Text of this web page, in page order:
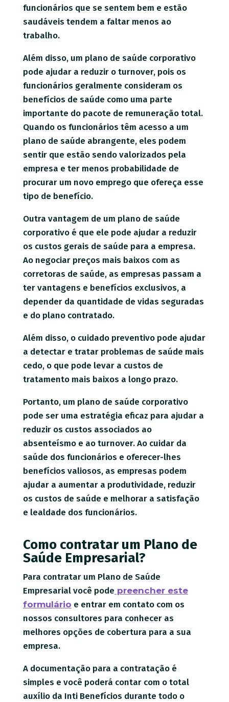
funcionários que se sentem bem e estão
saudáveis ​​tendem a faltar menos ao
trabalho.
Além disso, um plano de saúde corporativo
pode ajudar a reduzir o turnover, pois os
funcionários geralmente consideram os
benefícios de saúde como uma parte
importante do pacote de remuneração total.
Quando os funcionários têm acesso a um
plano de saúde abrangente, eles podem
sentir que estão sendo valorizados pela
empresa e ter menos probabilidade de
procurar um novo emprego que ofereça esse
tipo de benefício.
Outra vantagem de um plano de saúde
corporativo é que ele pode ajudar a reduzir
os custos gerais de saúde para a empresa.
Ao negociar preços mais baixos com as
corretoras de saúde, as empresas passam a
ter vantagens e benefícios exclusivos, a
depender da quantidade de vidas seguradas
e do plano contratado.
Além disso, o cuidado preventivo pode ajudar
a detectar e tratar problemas de saúde mais
cedo, o que pode levar a custos de
tratamento mais baixos a longo prazo.
Portanto, um plano de saúde corporativo
pode ser uma estratégia eficaz para ajudar a
reduzir os custos associados ao
absenteísmo e ao turnover. Ao cuidar da
saúde dos funcionários e oferecer-lhes
benefícios valiosos, as empresas podem
ajudar a aumentar a produtividade, reduzir
os custos de saúde e melhorar a satisfação
e lealdade dos funcionários.
Como contratar um Plano de
Saúde Empresarial?
Para contratar um Plano de Saúde
Empresarial você pode preencher este
formulário e entrar em contato com os
nossos consultores para conhecer as
melhores opções de cobertura para a sua
empresa.
A documentação para a contratação é
simples e você poderá contar com o total
auxílio da Inti Benefícios durante todo o